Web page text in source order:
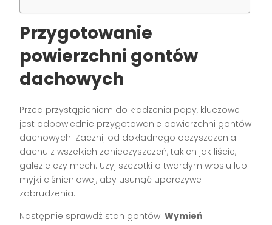
Przygotowanie
powierzchni gontów
dachowych
Przed przystąpieniem do kładzenia papy, kluczowe
jest odpowiednie przygotowanie powierzchni gontów
dachowych. Zacznij od dokładnego oczyszczenia
dachu z wszelkich zanieczyszczeń, takich jak liście,
gałęzie czy mech. Użyj szczotki o twardym włosiu lub
myjki ciśnieniowej, aby usunąć uporczywe
zabrudzenia.
Następnie sprawdź stan gontów.Wymień